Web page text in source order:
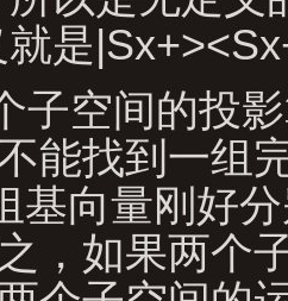
是
子空间的投
能找到一组
基向量刚好
，如果两个